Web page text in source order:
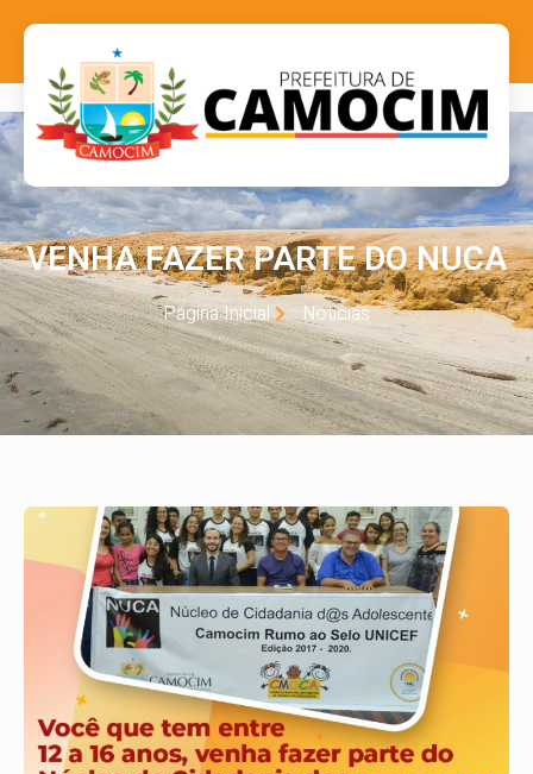
VENHA FAZER PARTE DO NUCA
Página Inicial Notícias